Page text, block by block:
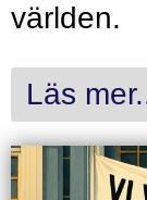
världen.
Läs